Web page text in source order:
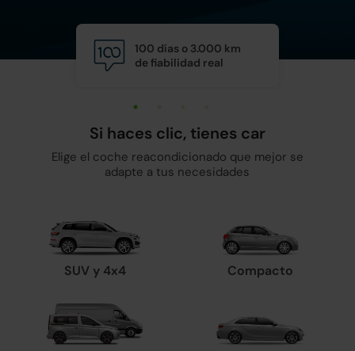
100 días o 3.000 km
de fiabilidad real
y
Si haces clic, tienes car
Elige el coche reacondicionado que mejor se
adapte a tus necesidades
SUV y 4x4 Compacto